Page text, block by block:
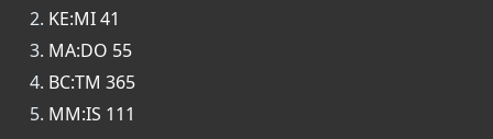
KE:MI 41
MA:DO 55
BC:TM 365
MM:IS 111